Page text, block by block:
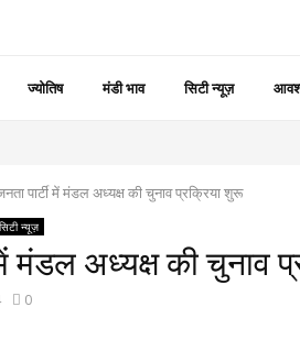
ज्योतिष मंडी भाव सिटी न्यूज़
पार्टी में मंडल अध्यक्ष की चुनाव प्रक्रिया शुरू
सिटी न्यूज़
में मंडल अध्यक्ष की चुनाव
0